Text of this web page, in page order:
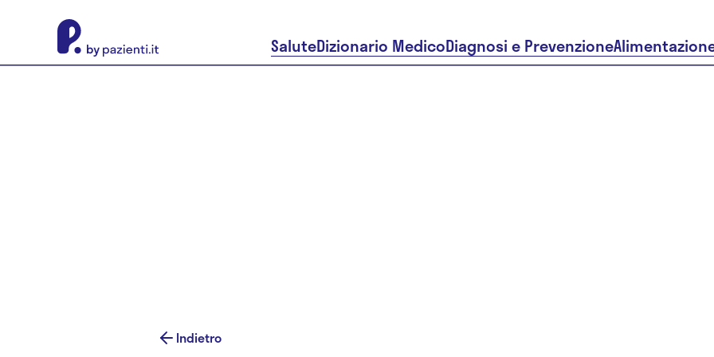
SaluteDizionario MedicoDiagnosi e Prevenzione
Indietro